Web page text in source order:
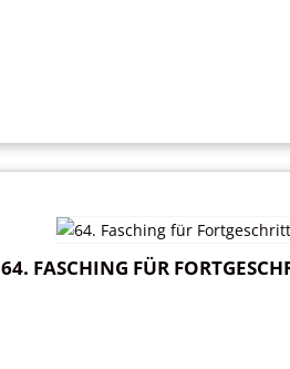
64. FASCHING FÜR